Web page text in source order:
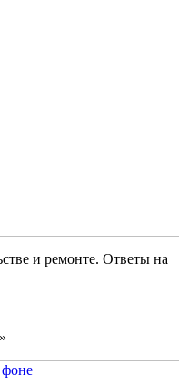
и ремонте. Ответы на